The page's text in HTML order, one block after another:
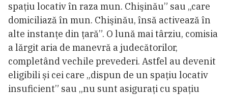
spaţiu locativ în raza mun. Chişinău” sau „care
domiciliază în mun. Chişinău, însă activează în
alte instanţe din ţară”. O lună mai târziu, comisia
a lărgit aria de manevră a judecătorilor,
completând vechile prevederi. Astfel au devenit
eligibili și cei care „dispun de un spaţiu locativ
insuficient” sau „nu sunt asiguraţi cu spaţiu